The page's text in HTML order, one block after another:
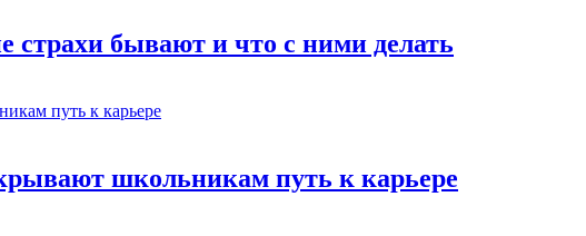
страхи бывают и что с ними делать
школьникам путь к карьере